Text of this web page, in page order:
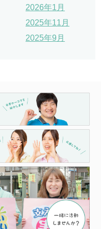
2026年1月
2025年11月
2025年9月